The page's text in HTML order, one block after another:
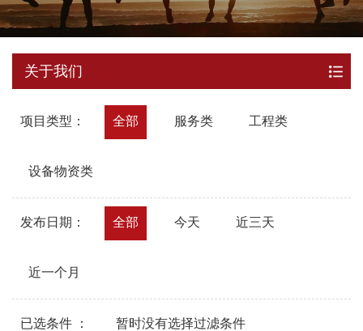
关于我们
项目类型： 全部 服务类 工程类
设备物资类
发布日期： 全部 今天 近三天
近一个月
已选条件 ： 暂时没有选择过滤条件